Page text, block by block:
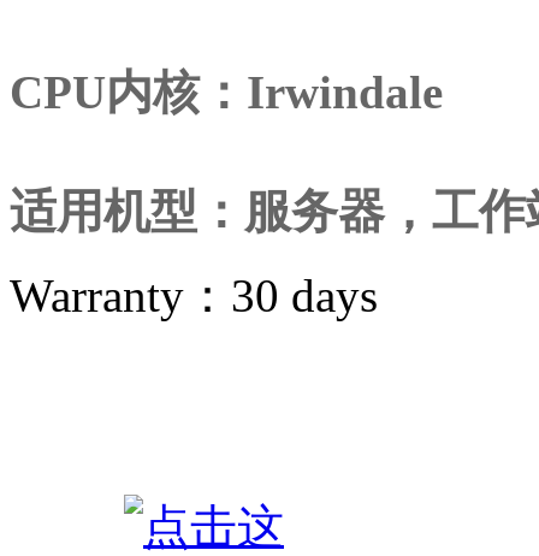
CPU内核：Irwindale
适用机型：服务器，工作
Warranty： 30 days